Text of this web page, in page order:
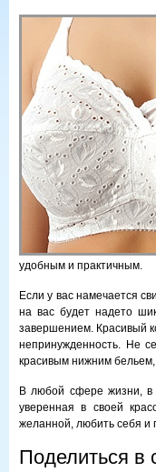
удобным и практичным.
Если у вас намечается
на вас будет надето
завершением. Красивый
непринужденность. Не
красивым нижним бельем,
В любой сфере жизни, в
уверенная в своей
желанной, любить себя и
Поделиться в